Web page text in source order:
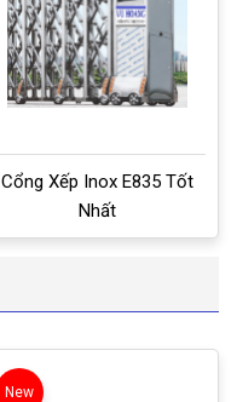
Cổng Xếp Inox E835 Tốt
Nhất
New